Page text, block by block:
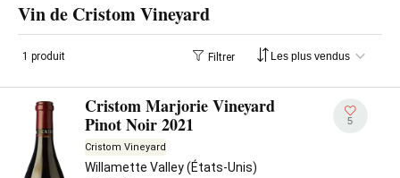
Vin de Cristom Vineyard
1 produit Filtrer
Cristom Marjorie Vineyard
Pinot Noir 2021
Cristom Vineyard
Willamette Valley (États-Unis)
5